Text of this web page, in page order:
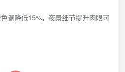
调降低15%，夜景细节提升肉眼可